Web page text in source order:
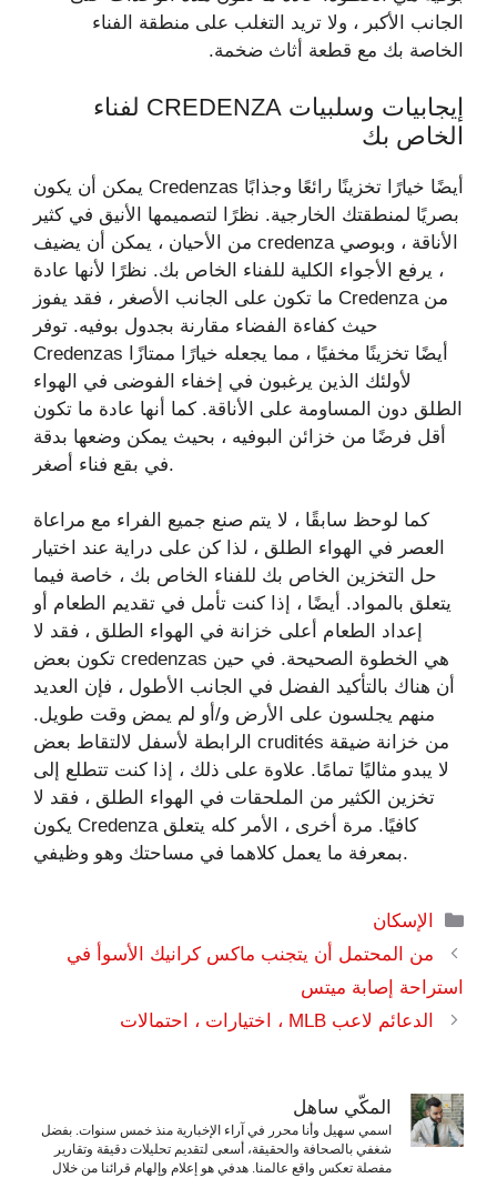
الجانب الأكبر ، ولا تريد التغلب على منطقة الفناء
الخاصة بك مع قطعة أثاث ضخمة.
إيجابيات وسلبيات CREDENZA لفناء
الخاص بك
يمكن أن يكون Credenzas أيضًا خيارًا تخزينًا رائعًا وجذابًا
بصريًا لمنطقتك الخارجية. نظرًا لتصميمها الأنيق في كثير
من الأحيان ، يمكن أن يضيف credenza الأناقة ، وبوصي
، يرفع الأجواء الكلية للفناء الخاص بك. نظرًا لأنها عادة
ما تكون على الجانب الأصغر ، فقد يفوز Credenza من
حيث كفاءة الفضاء مقارنة بجدول بوفيه. توفر
Credenzas أيضًا تخزينًا مخفيًا ، مما يجعله خيارًا ممتازًا
لأولئك الذين يرغبون في إخفاء الفوضى في الهواء
الطلق دون المساومة على الأناقة. كما أنها عادة ما تكون
أقل فرضًا من خزائن البوفيه ، بحيث يمكن وضعها بدقة
في بقع فناء أصغر.
كما لوحظ سابقًا ، لا يتم صنع جميع الفراء مع مراعاة
العصر في الهواء الطلق ، لذا كن على دراية عند اختيار
حل التخزين الخاص بك للفناء الخاص بك ، خاصة فيما
يتعلق بالمواد. أيضًا ، إذا كنت تأمل في تقديم الطعام أو
إعداد الطعام أعلى خزانة في الهواء الطلق ، فقد لا
تكون بعض credenzas هي الخطوة الصحيحة. في حين
أن هناك بالتأكيد الفضل في الجانب الأطول ، فإن العديد
منهم يجلسون على الأرض و/أو لم يمض وقت طويل.
الرابطة لأسفل لالتقاط بعض crudités من خزانة ضيقة
لا يبدو مثاليًا تمامًا. علاوة على ذلك ، إذا كنت تتطلع إلى
تخزين الكثير من الملحقات في الهواء الطلق ، فقد لا
يكون Credenza كافيًا. مرة أخرى ، الأمر كله يتعلق
بمعرفة ما يعمل كلاهما في مساحتك وهو وظيفي.
التصنيفات
الإسكان
من المحتمل أن يتجنب ماكس كرانيك الأسوأ في
استراحة إصابة ميتس
الدعائم لاعب MLB ، اختيارات ، احتمالات
المكّي ساهل
اسمي سهيل وأنا محرر في آراء الإخبارية منذ خمس سنوات. بفضل
شغفي بالصحافة والحقيقة، أسعى لتقديم تحليلات دقيقة وتقارير
مفصلة تعكس واقع عالمنا. هدفي هو إعلام وإلهام قرائنا من خلال